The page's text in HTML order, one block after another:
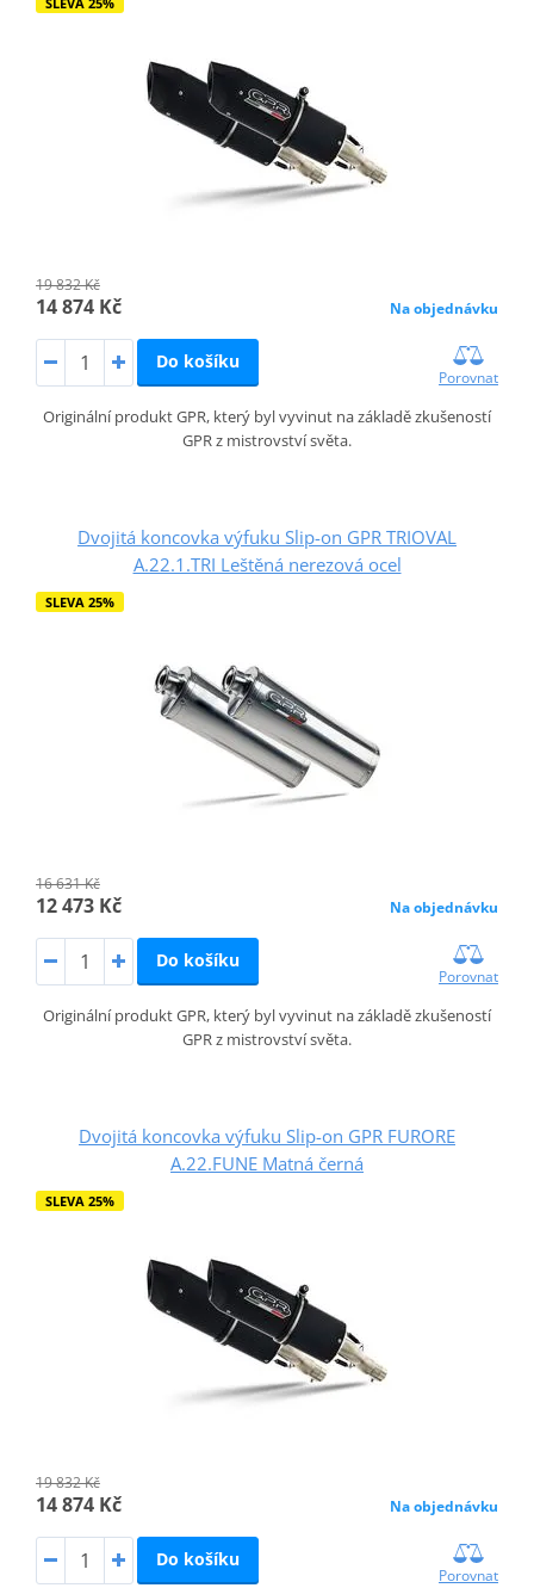
19 832 Kč
14 874 Kč Na objednávku
Do košíku
Porovnat
Originální produkt GPR, který byl vyvinut na základě zkušeností
GPR z mistrovství světa.
Dvojitá koncovka výfuku Slip-on GPR TRIOVAL
A.22.1.TRI Leštěná nerezová ocel
SLEVA 25%
16 631 Kč
12 473 Kč Na objednávku
Do košíku
Porovnat
Originální produkt GPR, který byl vyvinut na základě zkušeností
GPR z mistrovství světa.
Dvojitá koncovka výfuku Slip-on GPR FURORE
A.22.FUNE Matná černá
SLEVA 25%
19 832 Kč
14 874 Kč Na objednávku
Do košíku
Porovnat